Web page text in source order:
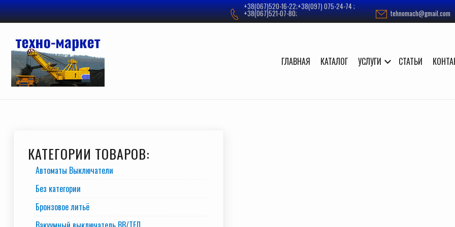
Перейти
к
содержимому
+38(067)520-16-22;+38(097) 075-24-74 ;
+38(067)521-07-80; tehnomach@gmail.com
ГЛАВНАЯ КАТАЛОГ УСЛУГИ СТАТЬИ
КАТЕГОРИИ ТОВАРОВ:
Автоматы Выключатели
Без категории
Бронзовое литьё